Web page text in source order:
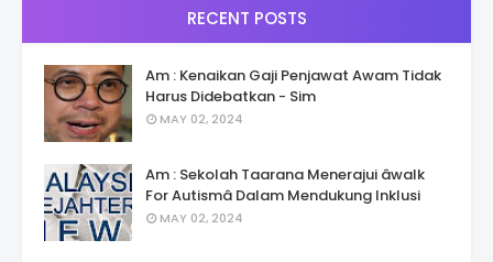
RECENT POSTS
Am : Kenaikan Gaji Penjawat Awam Tidak
Harus Didebatkan - Sim
MAY 02, 2024
Am : Sekolah Taarana Menerajui âwalk
For Autismâ Dalam Mendukung Inklusi
MAY 02, 2024